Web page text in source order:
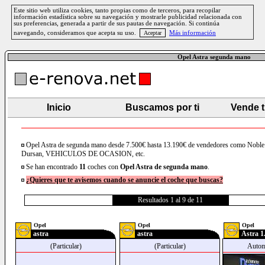
Este sitio web utiliza cookies, tanto propias como de terceros, para recopilar
información estadística sobre su navegación y mostrarle publicidad relacionada con
sus preferencias, generada a partir de sus pautas de navegación. Si continúa
navegando, consideramos que acepta su uso.
Más información
Opel Astra segunda mano
Inicio Buscamos por ti Vende
Opel Astra de segunda mano desde 7.500€ hasta 13.190€ de vendedores como
Dursan, VEHICULOS DE OCASION, etc.
Se han encontrado 11 coches con OpelAstra de segunda mano.
¿Quieres que te avisemos cuando se anuncie el coche que buscas?
Resultados 1 al 9 de 11
Opel
astra
(Particular)
Opel
astra
(Particular)
Opel
Astra